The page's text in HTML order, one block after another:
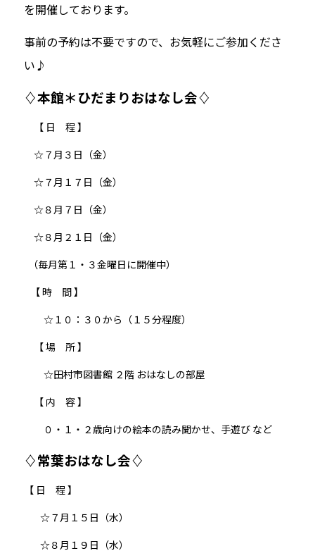
を開催しております。
事前の予約は不要ですので、お気軽にご参加くださ
い♪
♢本館＊ひだまりおはなし会♢
【 日 程 】
☆７月３日（金）
☆７月１７日（金）
☆８月７日（金）
☆８月２１日（金）
（毎月第１・３金曜日に開催中）
【 時 間 】
☆１０：３０から（１５分程度）
【 場 所 】
☆田村市図書館 ２階 おはなしの部屋
【 内 容 】
０・１・２歳向けの絵本の読み聞かせ、手遊び など
♢常葉おはなし会♢
【 日 程 】
☆７月１５日（水）
☆８月１９日（水）